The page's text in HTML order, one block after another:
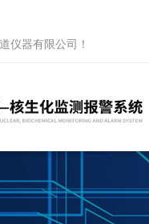
仪器有限公司 ！